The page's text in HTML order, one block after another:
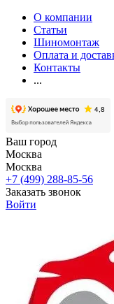
О компании
Статьи
Шиномонтаж
Оплата и
Контакты
...
Ваш город
Москва
Москва
+7 (499) 288-85-56
Заказать звонок
Войти